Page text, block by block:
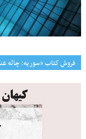
فروش کتاب «سوریه: چاله